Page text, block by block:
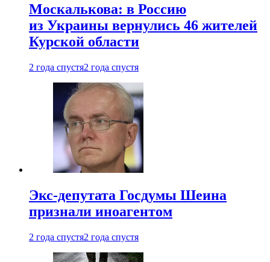
Москалькова: в Россию
из Украины вернулись 46 жителей
Курской области
2 года спустя2 года спустя
Экс-депутата Госдумы Шеина
признали иноагентом
2 года спустя2 года спустя